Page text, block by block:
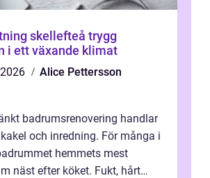
skellefteå trygg
i ett växande klimat
Alice Pettersson
badrumsrenovering handlar
och inredning. För många i
hemmets mest
näst efter köket. Fukt, hårt